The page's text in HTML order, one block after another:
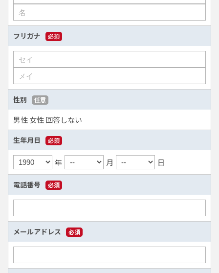
フリガナ 必須
性別 任意
男性女性回答しない
生年月日 必須
年 月 日
電話番号 必須
メールアドレス 必須